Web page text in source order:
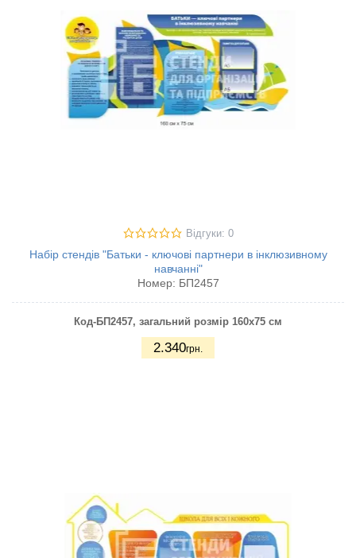
Відгуки: 0
Набір стендів "Батьки - ключові партнери в інклюзивному
навчанні"
Номер: БП2457
Код-БП2457, загальний розмір 160х75 см
2.340грн.